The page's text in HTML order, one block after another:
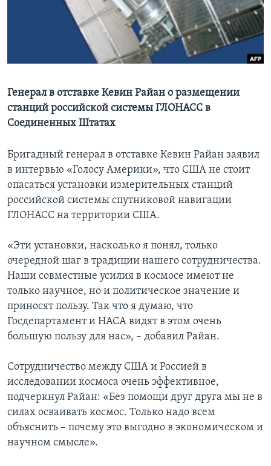
Learning English
Языки
Генерал в отставке Кевин Райан о размещении
станций российской системы ГЛОНАСС в
Соединенных Штатах
Бригадный генерал в отставке Кевин Райан заявил
в интервью «Голосу Америки», что США не стоит
опасаться установки измерительных станций
российской системы спутниковой навигации
ГЛОНАСС на территории США.
«Эти установки, насколько я понял, только
очередной шаг в традиции нашего сотрудничества.
Наши совместные усилия в космосе имеют не
только научное, но и политическое значение и
приносят пользу. Так что я думаю, что
Госдепартамент и НАСА видят в этом очень
большую пользу для нас», – добавил Райан.
Сотрудничество между США и Россией в
исследовании космоса очень эффективное,
подчеркнул Райан: «Без помощи друг друга мы не в
силах осваивать космос. Только надо всем
объяснить – почему это выгодно в экономическом и
научном смысле».